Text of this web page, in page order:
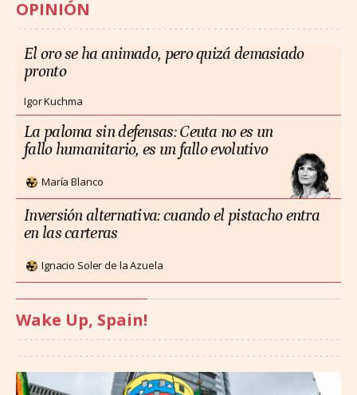
OPINIÓN
El oro se ha animado, pero quizá demasiado
pronto
Igor Kuchma
La paloma sin defensas: Ceuta no es un
fallo humanitario, es un fallo evolutivo
María Blanco
Inversión alternativa: cuando el pistacho entra
en las carteras
Ignacio Soler de la Azuela
Wake Up, Spain!